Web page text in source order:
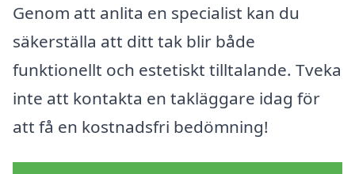
Genom att anlita en specialist kan du
säkerställa att ditt tak blir både
funktionellt och estetiskt tilltalande. Tveka
inte att kontakta en takläggare idag för
att få en kostnadsfri bedömning!